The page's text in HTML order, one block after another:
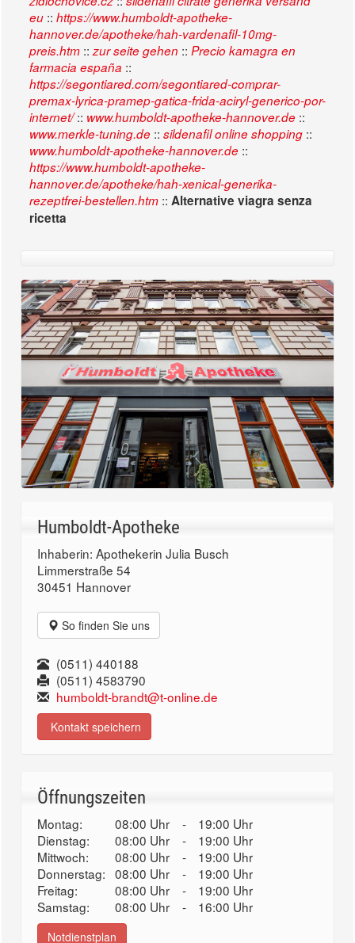
eu :: https://www.humboldt-apotheke-
hannover.de/apotheke/hah-vardenafil-10mg-
preis.htm :: zur seite gehen :: Precio kamagra en
farmacia españa ::
https://segontiared.com/segontiared-comprar-
premax-lyrica-pramep-gatica-frida-aciryl-generico-por-
internet/:: www.humboldt-apotheke-hannover.de ::
www.merkle-tuning.de :: sildenafil online shopping ::
www.humboldt-apotheke-hannover.de ::
https://www.humboldt-apotheke-
hannover.de/apotheke/hah-xenical-generika-
rezeptfrei-bestellen.htm :: Alternative viagra senza
ricetta
Humboldt-Apotheke
Inhaberin: Apothekerin Julia Busch
Limmerstraße 54
30451 Hannover
So finden Sie uns
(0511) 440188
(0511) 4583790
humboldt-brandt@t-online.de
Kontakt speichern
Öffnungszeiten
Montag: 08:00 Uhr -
19:00 Uhr
Dienstag:
08:00 Uhr -
19:00 Uhr
Mittwoch:
08:00 Uhr -
19:00 Uhr
Donnerstag: 08:00 Uhr -
19:00 Uhr
Freitag:
08:00 Uhr -
19:00 Uhr
Samstag:
08:00 Uhr - 16:00 Uhr
Notdienstplan